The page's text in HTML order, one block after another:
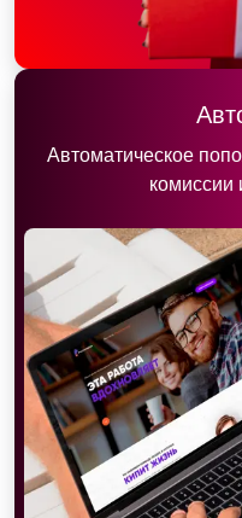
Автоматическое
комиссии